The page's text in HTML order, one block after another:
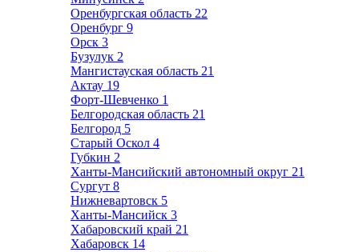
Оренбургская область 22
Оренбург 9
Орск 3
Бузулук 2
Мангистауская область 21
Актау 19
Форт-Шевченко 1
Белгородская область 21
Белгород 5
Старый Оскол 4
Губкин 2
Ханты-Мансийский автономный округ 21
Сургут 8
Нижневартовск 5
Ханты-Мансийск 3
Хабаровский край 21
Хабаровск 14